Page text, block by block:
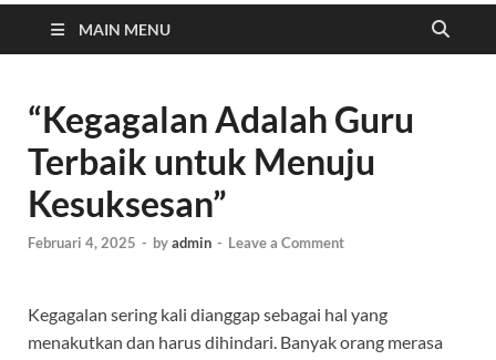
MAIN MENU
“Kegagalan Adalah Guru
Terbaik untuk Menuju
Kesuksesan”
Februari 4, 2025 - byadmin - Leave a Comment
Kegagalan sering kali dianggap sebagai hal yang
menakutkan dan harus dihindari. Banyak orang merasa